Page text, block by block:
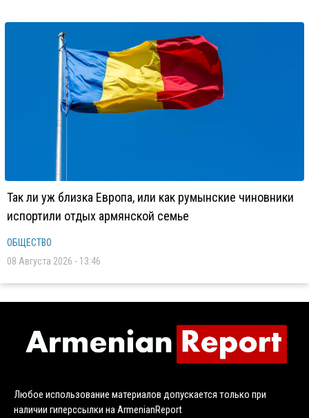
Так ли уж близка Европа, или как румынские чиновники
испортили отдых армянской семье
ОБЩЕСТВО
08 Августа 2026 - 13:46
Любое использование материалов допускается только при
наличии гиперссылки на ArmenianReport